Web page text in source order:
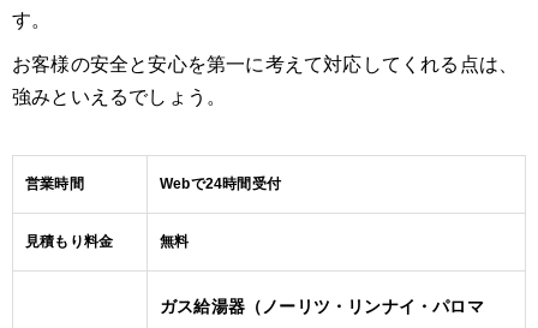
す。
お客様の安全と安心を第一に考えて対応してくれる点は、
強みといえるでしょう。
営業時間 Webで24時間受付
見積もり料金 無料
ガス給湯器（ノーリツ・リンナイ・パロマ